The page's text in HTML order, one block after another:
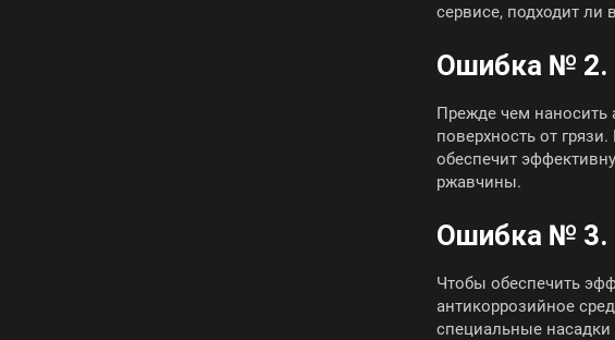
сервисе, подходит ли
Ошибка № 2.
Прежде чем наносить
поверхность от
обеспечит
ржавчины.
Ошибка № 3.
Чтобы обеспечить
антикоррозийное
специальные насадки